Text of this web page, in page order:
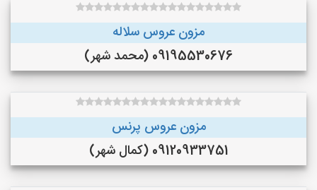
مزون عروس سلاله
09195530676 (محمد شهر)
مزون عروس پرنس
09120933751 (کمال شهر)